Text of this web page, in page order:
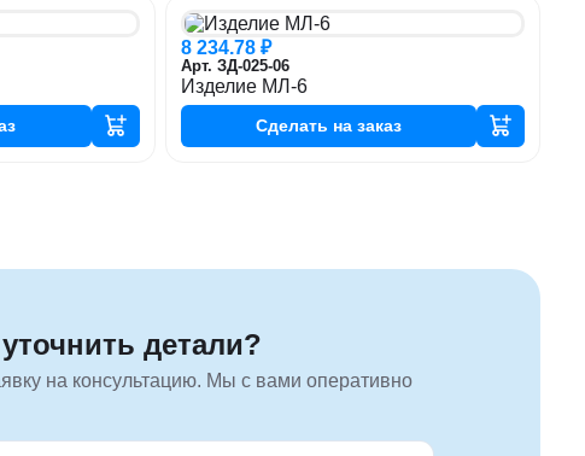
8 234.78 ₽
Арт. ЗД-025-06
Изделие МЛ-6
Сделать на заказ
детали?
на консультацию. Мы с вами оперативно